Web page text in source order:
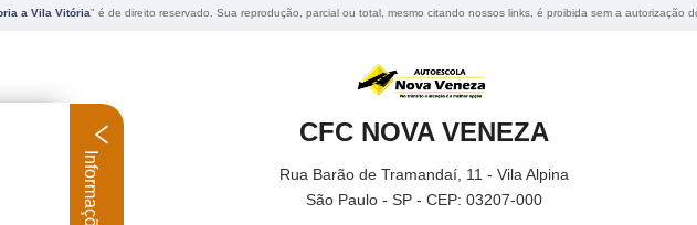
a Vila Vitória" é de direito reservado. Sua reprodução, parcial ou total, mesmo citando nossos links, é proibida sem a autorização
CFC NOVA VENEZA
Rua Barão de Tramandaí, 11 - Vila Alpina
São Paulo - SP - CEP: 03207-000
Informações